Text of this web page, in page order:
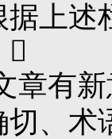
上

有新
、术